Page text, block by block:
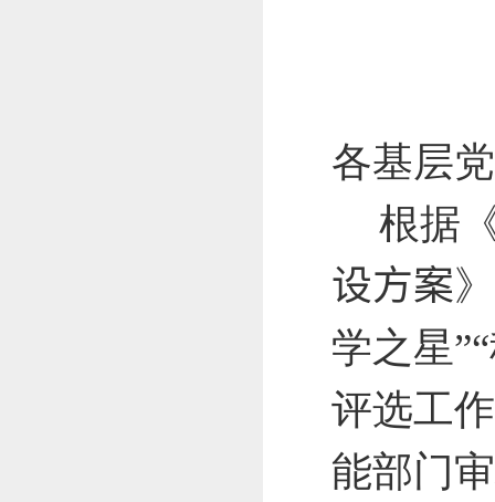
各基层
根据
设方案》
学之星
评选工
能部门